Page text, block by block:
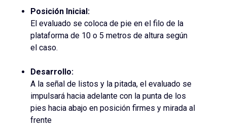
Posición Inicial:
El evaluado se coloca de pie en el filo de la
plataforma de 10 o 5 metros de altura según
el caso.
Desarrollo:
A la señal de listos y la pitada, el evaluado se
impulsará hacia adelante con la punta de los
pies hacia abajo en posición firmes y mirada al
frente